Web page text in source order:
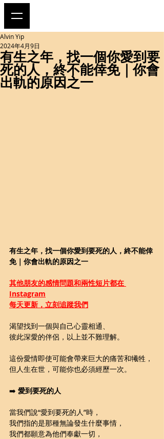
有生之年，找一個你愛到要
死的人，終不能倖免｜你會
出軌的原因之一
Alvin Yip
2024年4月9日
有生之年，找一個你愛到要死的人，終不能倖
免｜你會出軌的原因之一
其他朋友的感情問題和兩性短片都在
Instagram
每天更新，立刻追蹤我們
渴望找到一個與自己心靈相通、
彼此深愛的伴侶，以上並不難理解。
這份愛情即使可能會帶來巨大的痛苦和犧牲，
但人生在世，可能你也必須經歷一次。
➡️ 愛到要死的人
當我們說“愛到要死的人”時，
我們指的是那種無論發生什麼事情，
我們都願意為他們奉獻一切，